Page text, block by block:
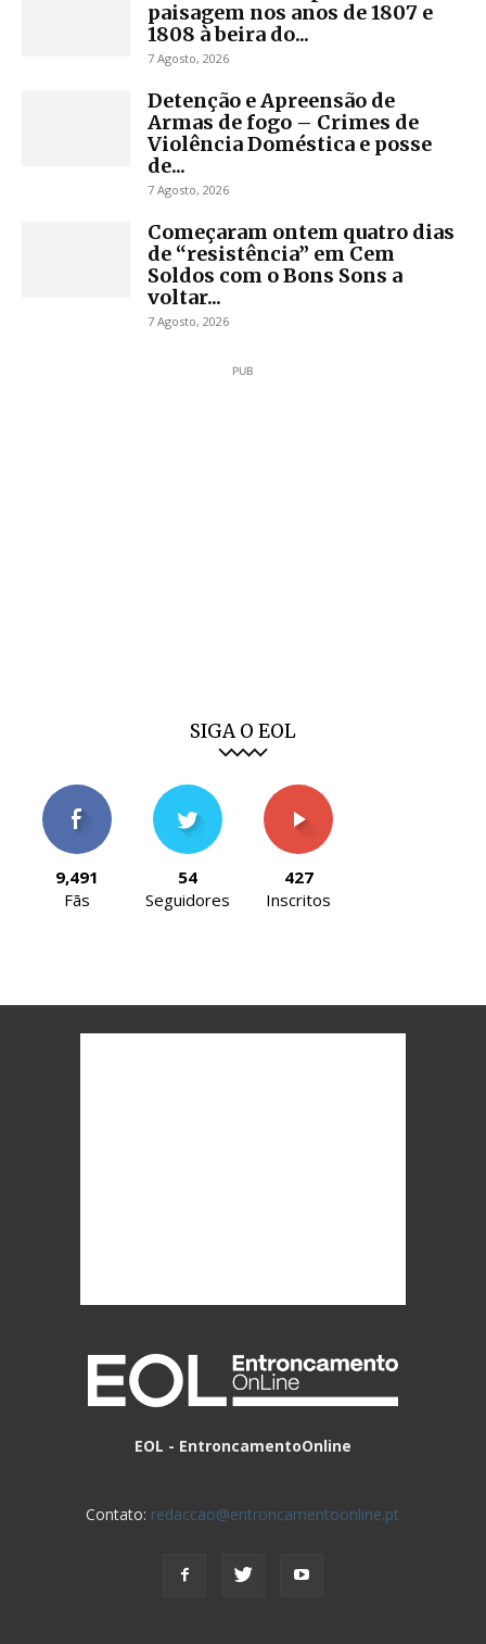
paisagem nos anos de 1807 e
1808 à beira do...
7 Agosto, 2026
Detenção e Apreensão de
Armas de fogo – Crimes de
Violência Doméstica e posse
de...
7 Agosto, 2026
Começaram ontem quatro dias
de “resistência” em Cem
Soldos com o Bons Sons a
voltar...
7 Agosto, 2026
PUB
SIGA O EOL
9,491
Fãs
54
Seguidores
427
Inscritos
EOL - EntroncamentoOnline
Contato: redaccao@entroncamentoonline.pt